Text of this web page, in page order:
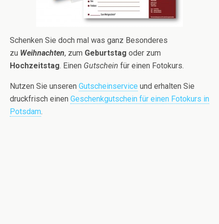
Schenken Sie doch mal was ganz Besonderes
zu Weihnachten, zum Geburtstag oder zum
Hochzeitstag. Einen Gutschein für einen Fotokurs.
Nutzen Sie unseren Gutscheinservice und erhalten Sie
druckfrisch einen Geschenkgutschein für einen Fotokurs in
Potsdam.